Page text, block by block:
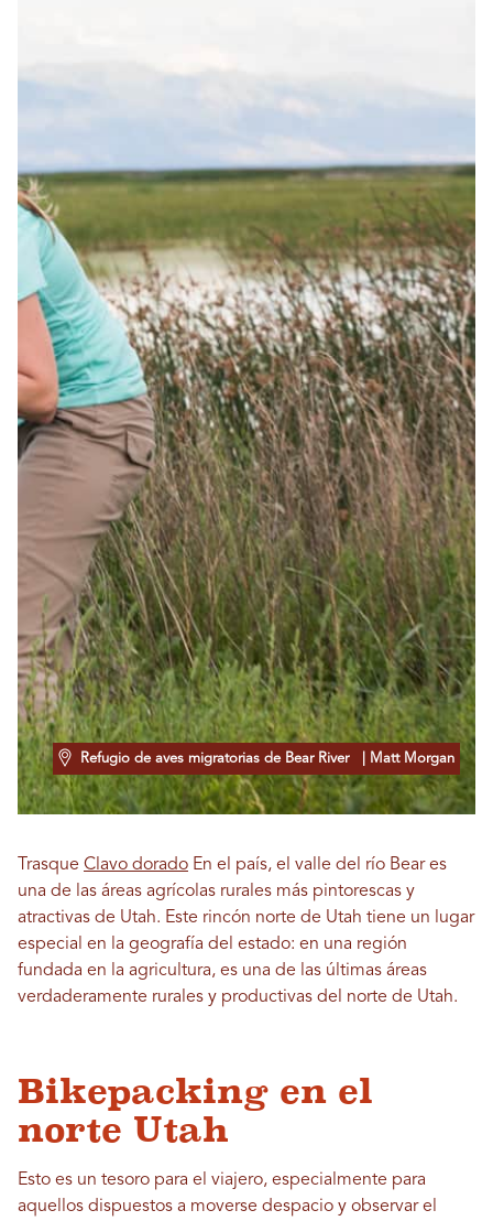
Refugio de aves migratorias de Bear River | Matt Morgan
Trasque Clavo dorado En el país, el valle del río Bear es
una de las áreas agrícolas rurales más pintorescas y
atractivas de Utah. Este rincón norte de Utah tiene un lugar
especial en la geografía del estado: en una región
fundada en la agricultura, es una de las últimas áreas
verdaderamente rurales y productivas del norte de Utah.
Bikepacking en el
norte Utah
Esto es un tesoro para el viajero, especialmente para
aquellos dispuestos a moverse despacio y observar el